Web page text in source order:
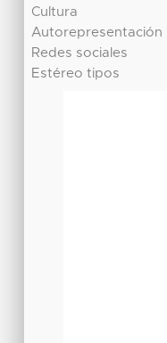
Cultura
Autorepresentación
Redes sociales
Estéreo tipos